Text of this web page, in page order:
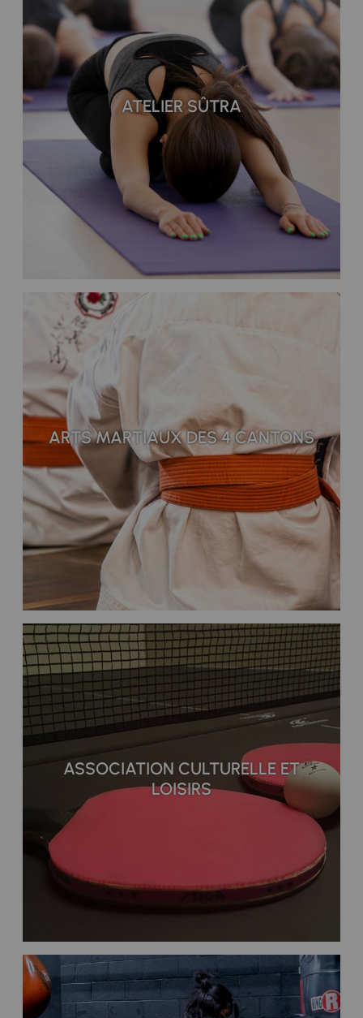
ATELIER SÛTRA
ARTS MARTIAUX DES 4 CANTONS
ASSOCIATION CULTURELLE ET
LOISIRS